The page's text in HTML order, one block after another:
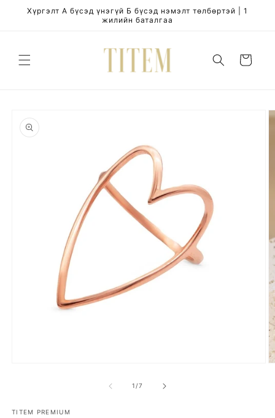
Skip to
content
Хүргэлт А бүсэд үнэгүй Б бүсэд нэмэлт төлбөртэй | 1
жилийн баталгаа
Cart
product
information
1 /of
7
TITEM PREMIUM